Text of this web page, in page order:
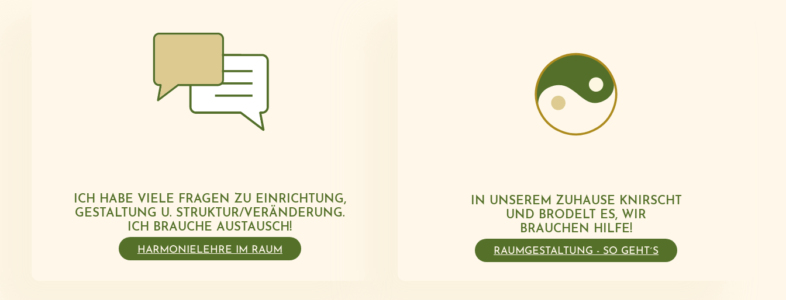
ICH HABE VIELE FRAGEN ZU EINRICHTUNG,
GESTALTUNG U. STRUKTUR/VERÄNDERUNG.
ICH BRAUCHE AUSTAUSCH!
HARMONIELEHRE IM RAUM
IN UNSEREM ZUHAUSE KNIRSCHT
UND BRODELT ES, WIR
BRAUCHEN HILFE!
RAUMGESTALTUNG - SO GEHT´S